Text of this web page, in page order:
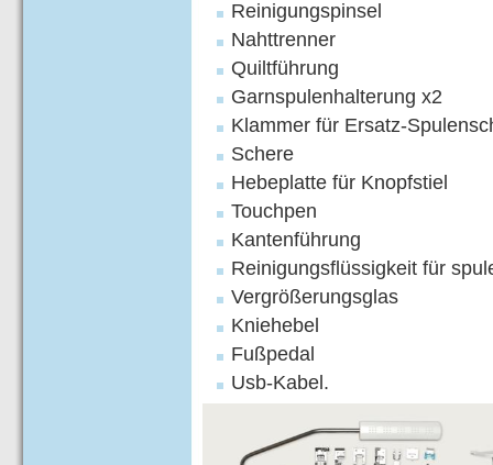
Reinigungspinsel
Nahttrenner
Quiltführung
Garnspulenhalterung x2
Klammer für Ersatz-
Schere
Hebeplatte für Knopfstiel
Touchpen
Kantenführung
Reinigungsflüssigkeit für
Vergrößerungsglas
Kniehebel
Fußpedal
Usb-Kabel.